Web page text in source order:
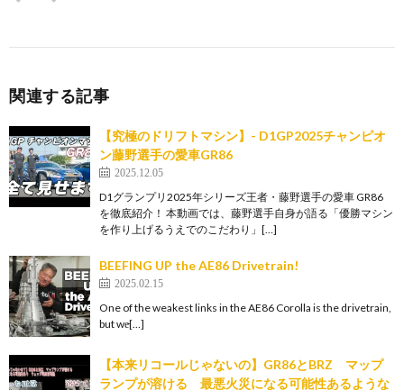
関連する記事
【究極のドリフトマシン】- D1GP2025チャンピオ
ン藤野選手の愛車GR86
2025.12.05
D1グランプリ2025年シリーズ王者・藤野選手の愛車 GR86
を徹底紹介！ 本動画では、藤野選手自身が語る「優勝マシン
を作り上げるうえでのこだわり」[…]
BEEFING UP the AE86 Drivetrain!
2025.02.15
One of the weakest links in the AE86 Corolla is the drivetrain,
but we̵[…]
【本来リコールじゃないの】GR86とBRZ マップ
ランプが溶ける 最悪火災になる可能性あるような